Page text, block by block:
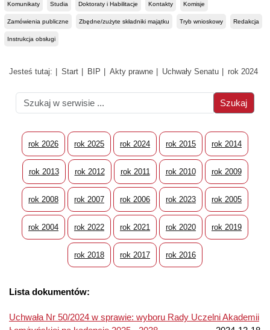
Komunikaty Studia Doktoraty i Habilitacje Kontakty Komisje
Zamówienia publiczne Zbędne/zużyte składniki majątku Tryb wnioskowy Redakcja
Instrukcja obsługi
Jesteś tutaj: Start BIP Akty prawne Uchwały Senatu rok 2024
rok 2026 rok 2025 rok 2024 rok 2015 rok 2014
rok 2013 rok 2012 rok 2011 rok 2010 rok 2009
rok 2008 rok 2007 rok 2006 rok 2023 rok 2005
rok 2004 rok 2022 rok 2021 rok 2020 rok 2019
rok 2018 rok 2017 rok 2016
Lista dokumentów:
Uchwała Nr 50/2024 w sprawie: wyboru Rady Uczelni Akademii